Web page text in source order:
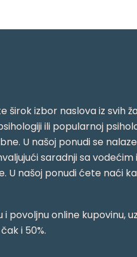
širok izbor naslova iz svih
ili popularnoj
U našoj ponudi se
saradnji sa
U našoj ponudi ćete naći
online kupovinu,
i 50%.